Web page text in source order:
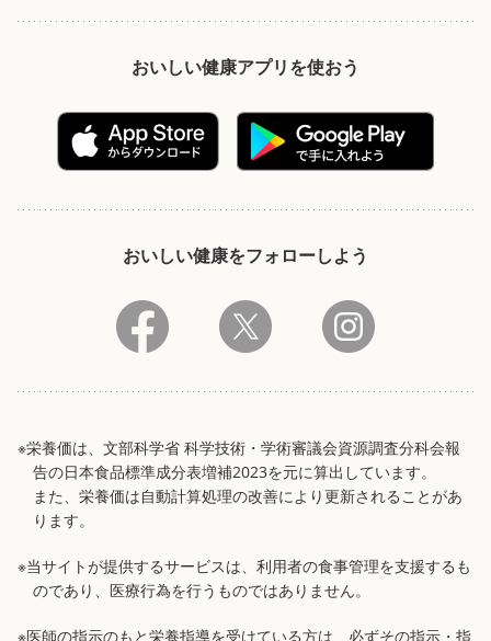
おいしい健康アプリを使おう
おいしい健康をフォローしよう
※栄養価は、文部科学省 科学技術・学術審議会資源調査分科会報
告の日本食品標準成分表増補2023を元に算出しています。
また、栄養価は自動計算処理の改善により更新されることがあ
ります。
※当サイトが提供するサービスは、利用者の食事管理を支援するも
のであり、医療行為を行うものではありません。
※医師の指示のもと栄養指導を受けている方は、必ずその指示・指